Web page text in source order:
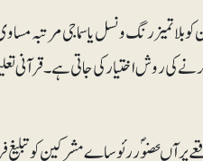
تمیز رنگ و نسل یا سماجی مرتبہ
کی روش اختیار کی جاتی ہے۔
پر آںحضوؐر رئوساے مشرکین کو تبلیغ